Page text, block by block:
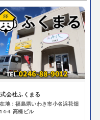
会社ふくまる
地：福島県いわき市小名浜花畑
4 高橋ビル